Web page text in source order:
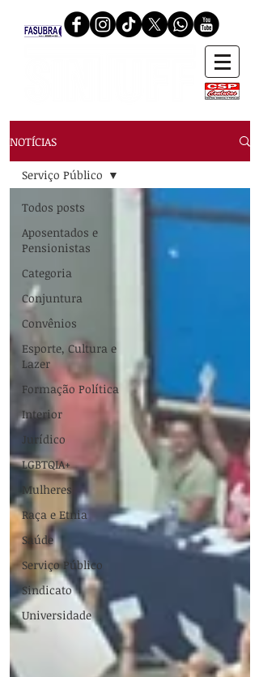
NOTÍCIAS
Todos posts
Aposentados e
Pensionistas
Categoria
Conjuntura
Convênios
Esporte, Cultura e
Lazer
Formação Política
Interior
Jurídico
LGBTQIA+
Mulheres
Raça e Etnia
Saúde
Serviço Público
Sindicato
Universidade
Serviço Público